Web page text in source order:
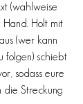
(wahlweise
Holt mit
(wer kann
folgen) schiebt
sodass eure
die Streckung